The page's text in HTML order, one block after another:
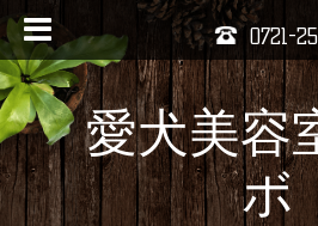
0721-
愛犬美容
ボ